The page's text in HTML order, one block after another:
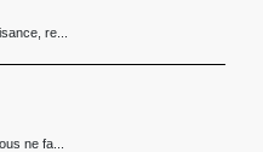
re...
ne fa...